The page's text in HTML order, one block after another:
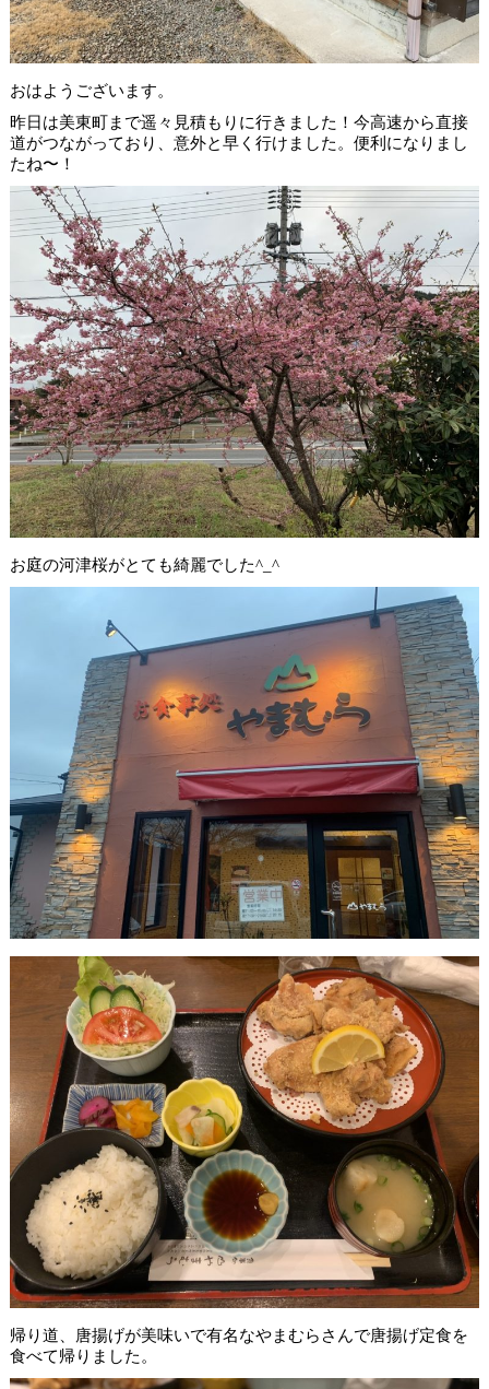
おはようございます。
昨日は美東町まで遥々見積もりに行きました！今高速から直接
道がつながっており、意外と早く行けました。便利になりまし
たね〜！
お庭の河津桜がとても綺麗でした^_^
帰り道、唐揚げが美味いで有名なやまむらさんで唐揚げ定食を
食べて帰りました。